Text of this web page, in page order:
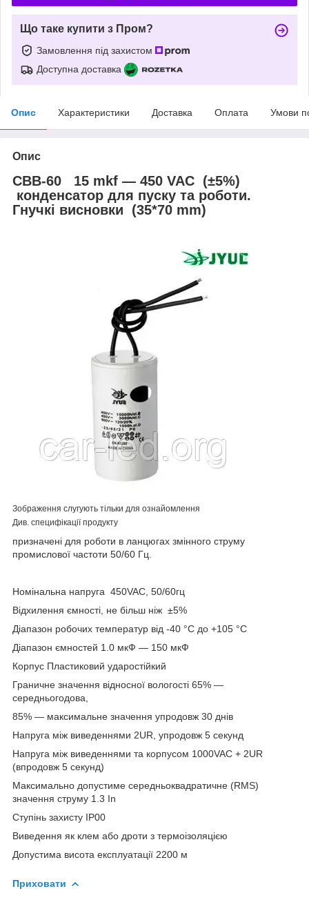
Що таке купити з Пром?
Замовлення під захистом
Доступна доставка
Опис Характеристики Доставка Оплата Умови
Опис
CBB-60 15 mkf ― 450 VAC (±5%)
конденсатор для пуску та роботи.
Гнучкі висновки (35*70 mm)
Зображення слугують тільки для ознайомлення
Див. специфікації продукту
призначені для роботи в ланцюгах змінного струму
промислової частоти 50/60 Гц.
Номінальна напруга 450VAC, 50/60гц
Відхилення ємності, не більш ніж ±5%
Діапазон робочих температур від -40 °C до +105 °C
Діапазон ємностей 1.0 мкФ — 150 мкФ
Корпус Пластиковий ударостійкий
Граничне значення відносної вологості 65% —
середньогодова,
85% — максимальне значення упродовж 30 днів
Напруга між виведеннями 2UR, упродовж 5 секунд
Напруга між виведеннями та корпусом 1000VAC + 2UR
(впродовж 5 секунд)
Максимально допустиме середньоквадратичне (RMS)
значення струму 1.3 In
Ступінь захисту IP00
Виведення як клем або дроти з термоізоляцією
Допустима висота експлуатації 2200 м
Приховати